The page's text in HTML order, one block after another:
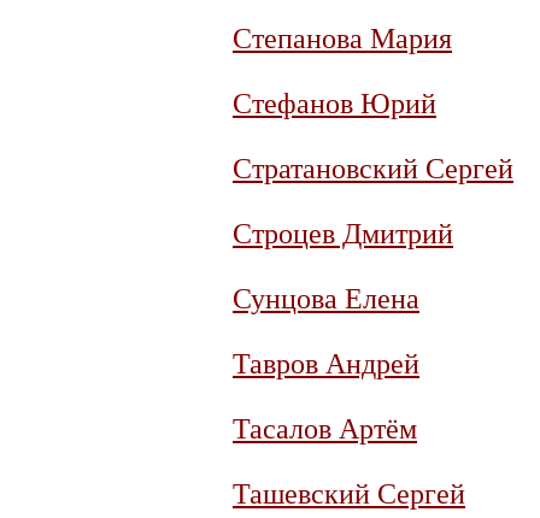
Степанова Мария
Стефанов Юрий
Стратановский Сергей
Строцев Дмитрий
Сунцова Елена
Тавров Андрей
Тасалов Артём
Ташевский Сергей